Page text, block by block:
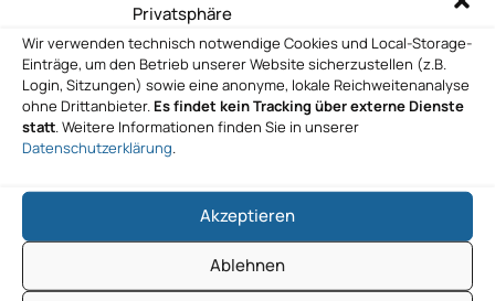
Privatsphäre
Wir verwenden technisch notwendige Cookies und Local-Storage-
Einträge, um den Betrieb unserer Website sicherzustellen (z.B.
Login, Sitzungen) sowie eine anonyme, lokale Reichweitenanalyse
ohne Drittanbieter. Es findet kein Tracking über externe Dienste
statt. Weitere Informationen finden Sie in unserer
Datenschutzerklärung.
Akzeptieren
Ablehnen
Hugging Face
Nächster
Beitrag
WEITER
Hugging Face